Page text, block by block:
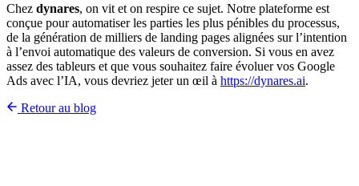
Chez dynares, on vit et on respire ce sujet. Notre plateforme est
conçue pour automatiser les parties les plus pénibles du processus,
de la génération de milliers de landing pages alignées sur l’intention
à l’envoi automatique des valeurs de conversion. Si vous en avez
assez des tableurs et que vous souhaitez faire évoluer vos Google
Ads avec l’IA, vous devriez jeter un œil à https://dynares.ai.
Retour au blog